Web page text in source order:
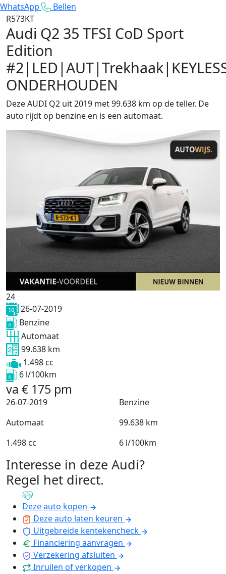
WhatsApp
Bellen
R573KT
Audi Q2 35 TFSI CoD Sport
Edition
ONDERHOUDEN
Deze AUDI Q2 uit 2019 met 99.638 km op de teller. De
auto rijdt op benzine en is een automaat.
24
26-07-2019
Benzine
Automaat
99.638 km
1.498 cc
6 l/100km
va € 175 pm
26-07-2019
Benzine
Automaat
99.638 km
1.498 cc
6 l/100km
Interesse in deze Audi?
Regel het direct.
Deze auto kopen
Deze auto laten keuren
Uitgebreide kentekencheck
Financiering aanvragen
Verzekering afsluiten
Inruilen of verkopen